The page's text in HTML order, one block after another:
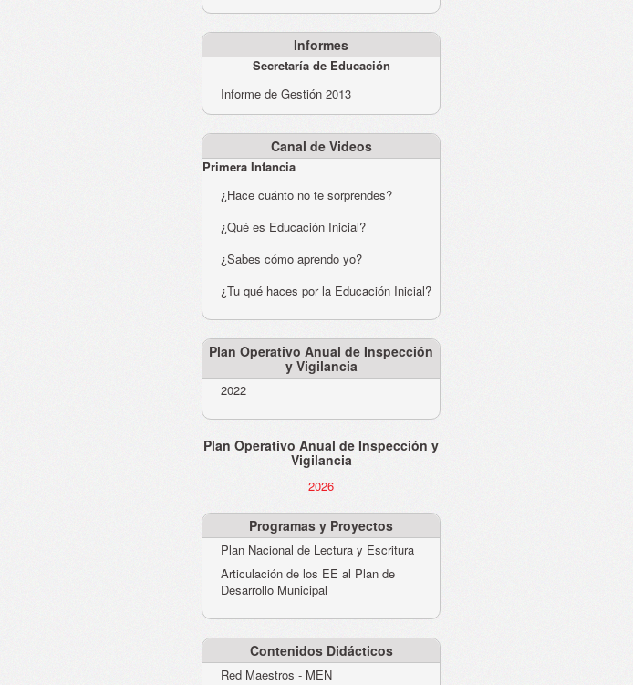
Informes
Secretaría de Educación
Informe de Gestión 2013
Canal de Videos
Primera Infancia
¿Hace cuánto no te sorprendes?
¿Qué es Educación Inicial?
¿Sabes cómo aprendo yo?
¿Tu qué haces por la Educación Inicial?
Plan Operativo Anual de Inspección
y Vigilancia
2022
Plan Operativo Anual de Inspección y
Vigilancia
2026
Programas y Proyectos
Plan Nacional de Lectura y Escritura
Articulación de los EE al Plan de
Desarrollo Municipal
Contenidos Didácticos
Red Maestros - MEN